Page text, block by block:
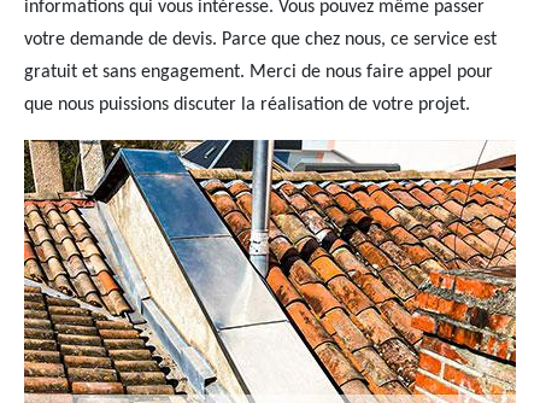
informations qui vous intéresse. Vous pouvez même passer
votre demande de devis. Parce que chez nous, ce service est
gratuit et sans engagement. Merci de nous faire appel pour
que nous puissions discuter la réalisation de votre projet.